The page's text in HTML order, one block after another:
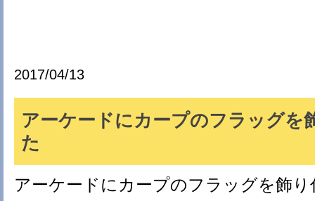
2017/04/13
アーケードにカープのフラッグを
た
アーケードにカープのフラッグを飾